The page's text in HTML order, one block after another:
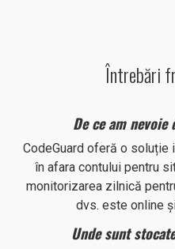
Întrebări
De ce am nevoie
CodeGuard oferă o soluție
în afara contului pentru
monitorizarea zilnică
dvs. este online
Unde sunt